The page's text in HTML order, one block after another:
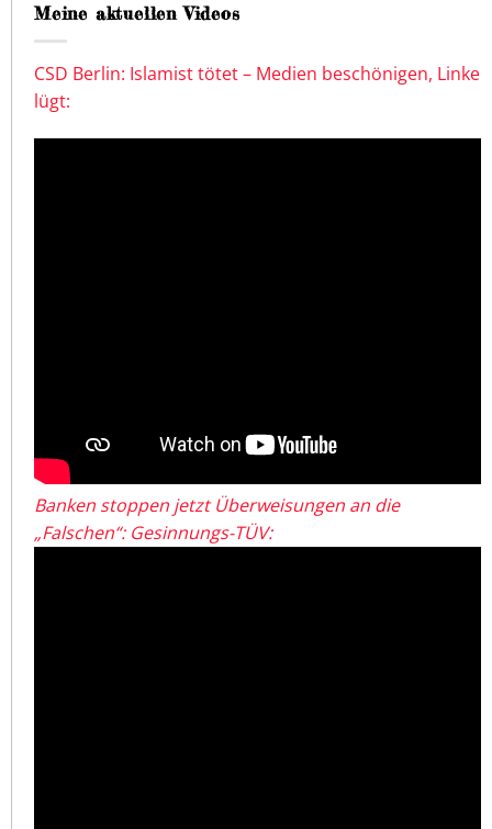
Meine aktuellen Videos
CSD Berlin: Islamist tötet – Medien beschönigen, Linke
lügt:
Banken stoppen jetzt Überweisungen an die
„Falschen“: Gesinnungs-TÜV: